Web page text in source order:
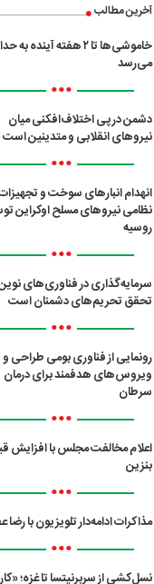
آخرین مطالب
خاموشی‌ها تا ۲ هفته آینده به
می‌رسد
•••
دشمن در پی اختلاف‌افکنی میان
نیروهای انقلابی و متدینین است
•••
انهدام انبارهای سوخت و
نظامی نیروهای مسلح اوکراین
روسیه
•••
سرمایه‌گذاری در فناوری‌های
تحقق تحریم‌های دشمنان است
•••
رونمایی از فناوری بومی طراحی و
ویروس‌های هدفمند برای درمان
سرطان
•••
اعلام مخالفت مجلس با افزایش
بنزین
•••
مذاکرات ادامه‌دار تلویزیون با رضا
•••
نسل‌کشی از سربرنیتسا تا غزه؛